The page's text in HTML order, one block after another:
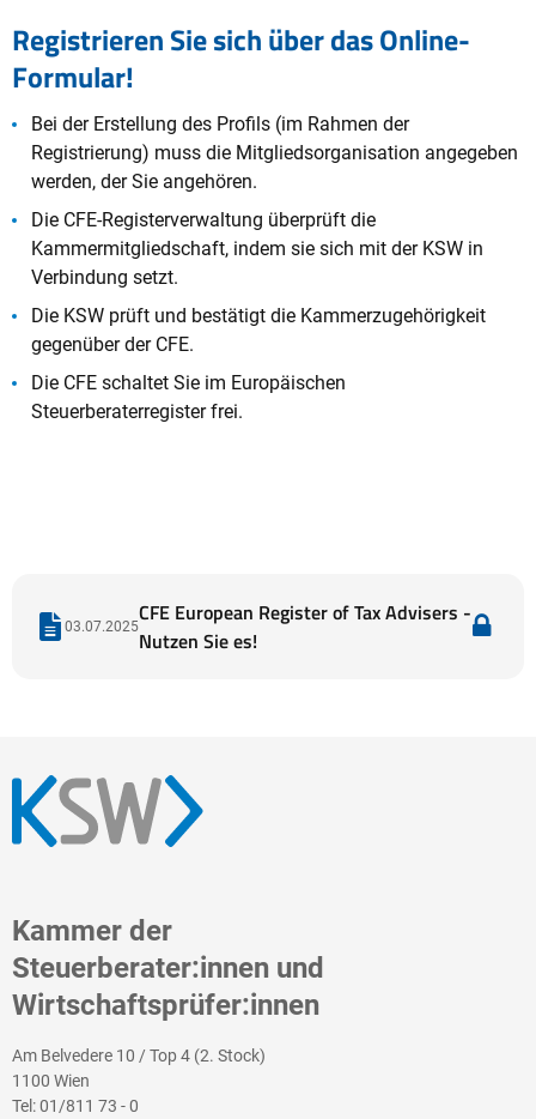
Registrieren Sie sich über das Online-
Formular!
Bei der Erstellung des Profils (im Rahmen der
Registrierung) muss die Mitgliedsorganisation angegeben
werden, der Sie angehören.
Die CFE-Registerverwaltung überprüft die
Kammermitgliedschaft, indem sie sich mit der KSW in
Verbindung setzt.
Die KSW prüft und bestätigt die Kammerzugehörigkeit
gegenüber der CFE.
Die CFE schaltet Sie im Europäischen
Steuerberaterregister frei.
03.07.2025CFE European Register of Tax Advisers -
Nutzen Sie es!
Kammer der
Steuerberater:innen und
Wirtschaftsprüfer:innen
Am Belvedere 10 / Top 4 (2. Stock)
1100 Wien
Tel:01/811 73 - 0